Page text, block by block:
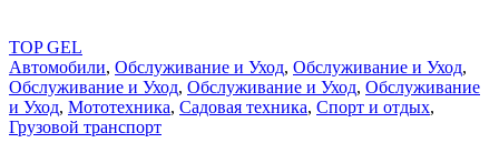
TOP GEL
Автомобили, Обслуживание и Уход, Обслуживание и Уход,
Обслуживание и Уход, Обслуживание и Уход, Обслуживание
и Уход, Мототехника, Садовая техника, Спорт и отдых,
Грузовой транспорт